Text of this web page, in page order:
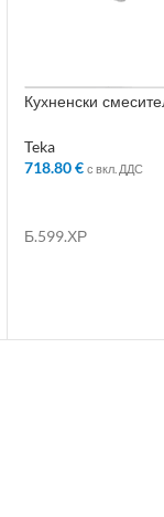
Кухненски
Teka
718.80€ с вкл. ДДС
Б.599.ХР